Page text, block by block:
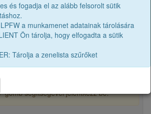
teljes felbontásban látni őket,
gomb segítségével jelentkezz be.
és fogadja el az alább felsorolt sütik
a munkamenet adatainak tárolására
Ön tárolja, hogy elfogadta a sütik
Tárolja a zenelista szűrőket